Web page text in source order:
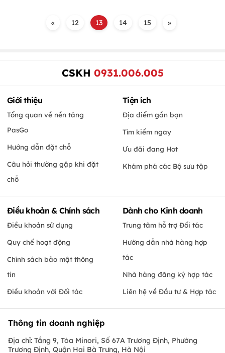
« 12 13 14 15 »
CSKH 0931.006.005
Giới thiệu
Tổng quan về nền tảng
PasGo
Hướng dẫn đặt chỗ
Câu hỏi thường gặp khi đặt
chỗ
Tiện ích
Địa điểm gần bạn
Tìm kiếm ngay
Ưu đãi đang Hot
Khám phá các Bộ sưu tập
Điều khoản & Chính sách
Điều khoản sử dụng
Quy chế hoạt động
Chính sách bảo mật thông
tin
Điều khoản với Đối tác
Dành cho Kinh doanh
Trung tâm hỗ trợ Đối tác
Hướng dẫn nhà hàng hợp
tác
Nhà hàng đăng ký hợp tác
Liên hệ về Đầu tư & Hợp tác
Thông tin doanh nghiệp
Địa chỉ: Tầng 9, Tòa Minori, Số 67A Trương Định, Phường
Trương Định, Quận Hai Bà Trưng, Hà Nội